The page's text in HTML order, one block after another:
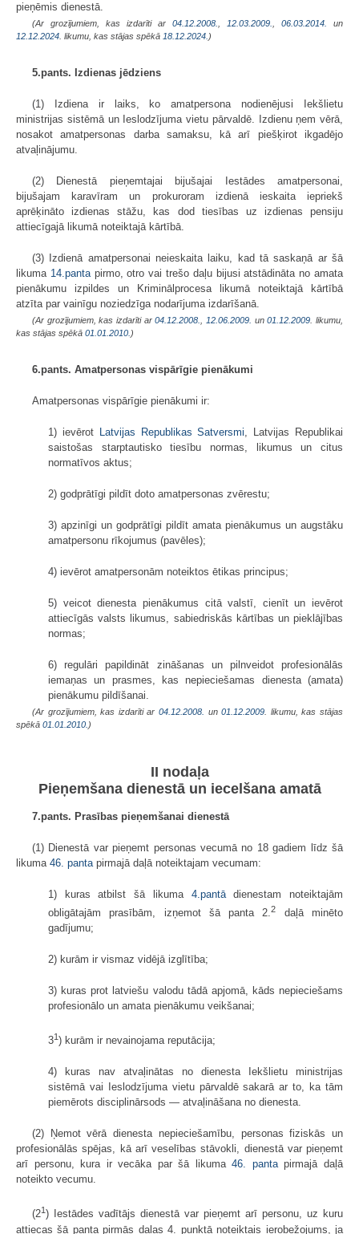
pieņēmis dienestā.
(Ar grozījumiem, kas izdarīti ar 04.12.2008. 12.03.2009. 06.03.2014.
un
12.12.2024 . likumu, kas stājas spēkā 18.12.2024. )
5.pants. Izdienas jēdziens
(1) Izdiena ir laiks, ko amatpersona nodienējusi Iekšlietu
ministrijas sistēmā un Ieslodzījuma vietu pārvaldē. Izdienu ņem vērā,
nosakot amatpersonas darba samaksu, kā arī piešķirot ikgadējo
atvaļinājumu.
(2) Dienestā pieņemtajai bijušajai Iestādes amatpersonai,
bijušajam karavīram un prokuroram izdienā ieskaita iepriekš
aprēķināto izdienas stāžu, kas dod tiesības uz izdienas pensiju
attiecīgajā likumā noteiktajā kārtībā.
(3) Izdienā amatpersonai neieskaita laiku, kad tā saskaņā ar šā
likuma 14.pantapirmo, otro vai trešo daļu bijusi atstādināta no amata
pienākumu izpildes un Kriminālprocesa likumā noteiktajā kārtībā
atzīta par vainīgu noziedzīga nodarījuma izdarīšanā.
(Ar grozījumiem, kas izdarīti ar04.12.2008. 12.06.2009. un01.12.2009 . likumu,
kas stājas spēkā 01.01.2010. )
6.pants. Amatpersonas vispārīgie pienākumi
Amatpersonas vispārīgie pienākumi ir:
1) ievērot Latvijas Republikas Satversmi, Latvijas Republikai
saistošas starptautisko tiesību normas, likumus un citus
normatīvos aktus;
2) godprātīgi pildīt doto amatpersonas zvērestu;
3) apzinīgi un godprātīgi pildīt amata pienākumus un augstāku
amatpersonu rīkojumus (pavēles);
4) ievērot amatpersonām noteiktos ētikas principus;
5) veicot dienesta pienākumus citā valstī, cienīt un ievērot
attiecīgās valsts likumus, sabiedriskās kārtības un pieklājības
normas;
6) regulāri papildināt zināšanas un pilnveidot profesionālās
iemaņas un prasmes, kas nepieciešamas dienesta (amata)
pienākumu pildīšanai.
(Ar grozījumiem, kas izdarīti ar 04.12.2008. un01.12.2009 . likumu, kas stājas
spēkā 01.01.2010. )
II nodaļa
Pieņemšana dienestā un iecelšana amatā
7.pants. Prasības pieņemšanai dienestā
(1) Dienestā var pieņemt personas vecumā no 18 gadiem līdz šā
likuma 46. panta pirmajā daļā noteiktajam vecumam:
1) kuras atbilst šā likuma 4.pantādienestam noteiktajām
obligātajām prasībām, izņemot šā panta 2.2
daļā minēto
gadījumu;
2) kurām ir vismaz vidējā izglītība;
3) kuras prot latviešu valodu tādā apjomā, kāds nepieciešams
profesionālo un amata pienākumu veikšanai;
31) kurām ir nevainojama reputācija;
4) kuras nav atvaļinātas no dienesta Iekšlietu ministrijas
sistēmā vai Ieslodzījuma vietu pārvaldē sakarā ar to, ka tām
piemērots disciplinārsods — atvaļināšana no dienesta.
(2) Ņemot vērā dienesta nepieciešamību, personas fiziskās un
profesionālās spējas, kā arī veselības stāvokli, dienestā var pieņemt
arī personu, kura ir vecāka par šā likuma46. pantapirmajā daļā
noteikto vecumu.
(21) Iestādes vadītājs dienestā var pieņemt arī personu, uz kuru
attiecas šā panta pirmās daļas 4. punktā noteiktais ierobežojums, ja